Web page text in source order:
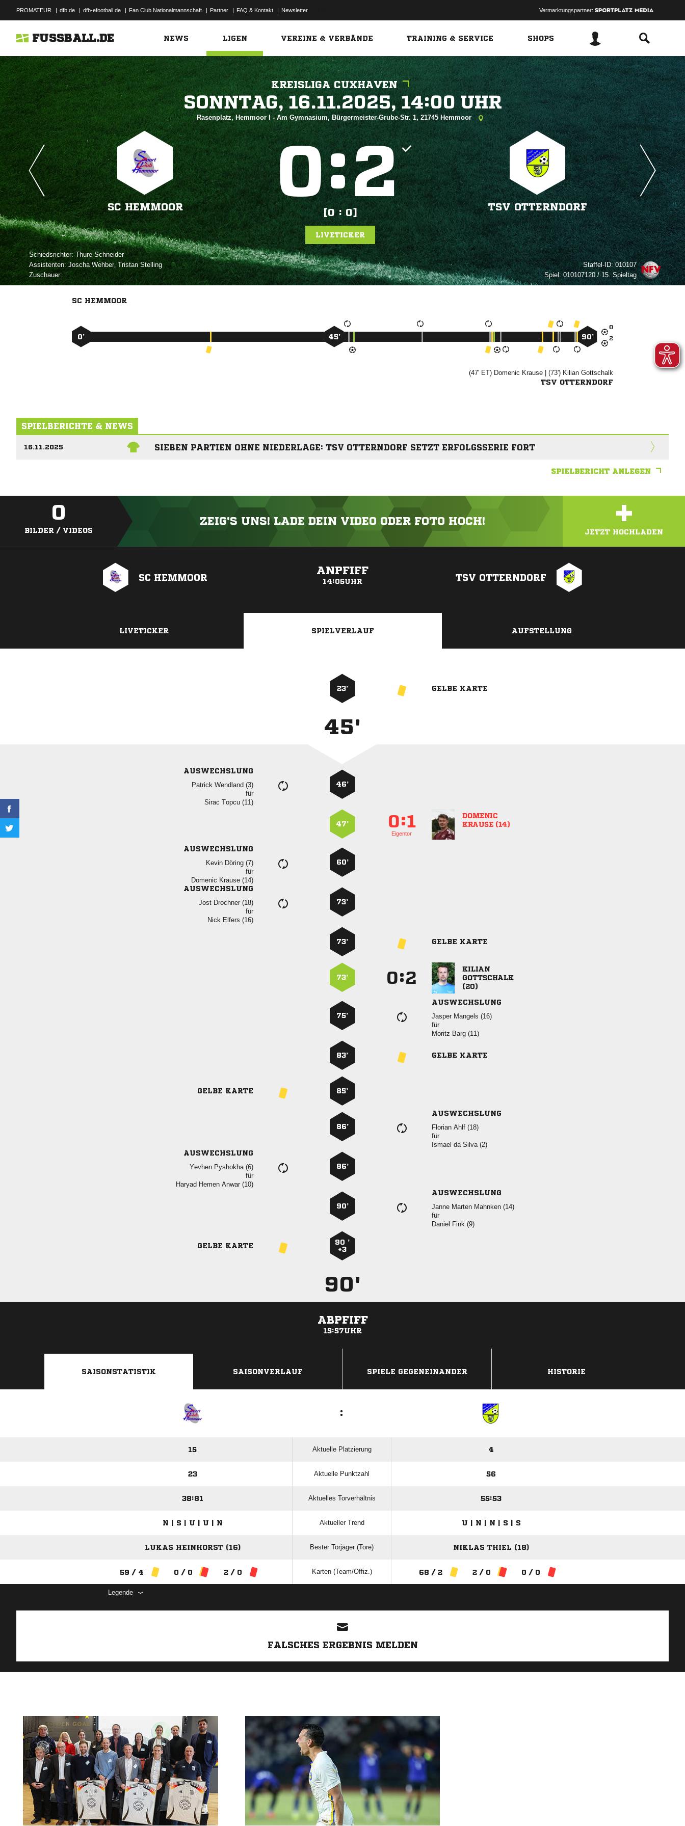
PROMATEUR | dfb.de | dfb-efootball.de | Fan Club Nationalmannschaft | Partner | FAQ & Kontakt | Newsletter Vermarktungspartner:
FUSSBALL.DE NEWS LIGEN VEREINE & VERBÄNDE TRAINING & SERVICE SHOPS
KREISLIGA CUXHAVEN
   
Rasenplatz, Hemmoor I - Am Gymnasium, Bürgermeister-Grube-Str. 1, 21745 Hemmoor
SC HEMMOOR
:
[0 : 0]
TSV OTTERNDORF
LIVETICKER
Schiedsrichter: 
Assistenten: ,  
Zuschauer:
Staffel-ID:010107
Spiel:010107120 / 15. Spieltag
SC HEMMOOR


0’ 45’ 90’
(47' ET)   | (73')  
TSV OTTERNDORF
SPIELBERICHTE & NEWS
16.11.2025 SIEBEN PARTIEN OHNE NIEDERLAGE: TSV OTTERNDORF SETZT ERFOLGSSERIE FORT
SPIELBERICHT ANLEGEN
0
BILDER / VIDEOS
ZEIG'S UNS! LADE DEIN VIDEO ODER FOTO HOCH! +
JETZT HOCHLADEN
SC HEMMOOR
ANPFIFF
14:05UHR TSV OTTERNDORF
LIVETICKER SPIELVERLAUF AUFSTELLUNG
23’ GELBE KARTE
45'
AUSWECHSLUNG
  
für
  
46’
47’ :
Eigentor

 
AUSWECHSLUNG
  
für
  
60’
AUSWECHSLUNG
  
für
  
73’
73’ GELBE KARTE
73’ :



75’
AUSWECHSLUNG
  
für
  
83’ GELBE KARTE
GELBE KARTE 85’
86’
AUSWECHSLUNG
  
für
   
AUSWECHSLUNG
  
für
   
86’
90’
AUSWECHSLUNG
   
für
  
GELBE KARTE
90 ’
+3
90'
ABPFIFF
15:57UHR
SAISONSTATISTIK SAISONVERLAUF SPIELE GEGENEINANDER HISTORIE
:
15 Aktuelle Platzierung 4
23 Aktuelle Punktzahl 56
38:81 Aktuelles Torverhältnis 55:53
N | S | U | U | N Aktueller Trend U | N | N | S | S
LUKAS HEINHORST (16) Bester Torjäger (Tore) NIKLAS THIEL (18)
59 / 4 0 / 0 2 / 0 Karten (Team/Offiz.) 68 / 2 2 / 0 0 / 0
Legende
FALSCHES ERGEBNIS MELDEN